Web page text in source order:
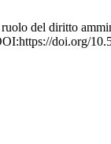
del diritto
doi.org/